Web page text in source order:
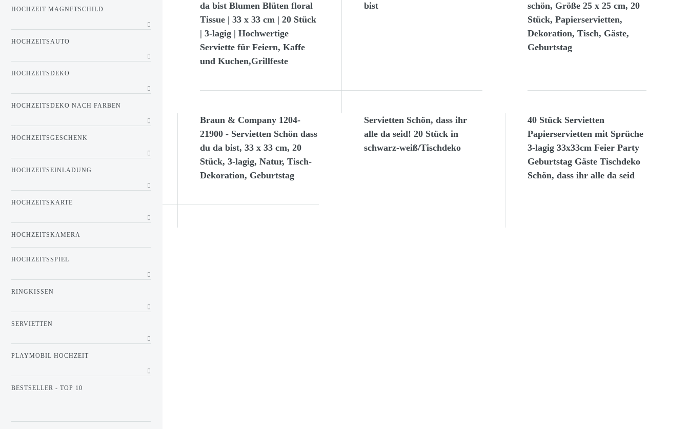
da bist Blumen Blüten floral
Tissue | 33 x 33 cm | 20 Stück
| 3-lagig | Hochwertige
Serviette für Feiern, Kaffe
und Kuchen,Grillfeste
bist
schön, Größe 25 x 25 cm, 20
Stück, Papierservietten,
Dekoration, Tisch, Gäste,
Geburtstag
Braun & Company 1204-
21900 - Servietten Schön dass
du da bist, 33 x 33 cm, 20
Stück, 3-lagig, Natur, Tisch-
Dekoration, Geburtstag
Servietten Schön, dass ihr
alle da seid! 20 Stück in
schwarz-weiß/Tischdeko
40 Stück Servietten
Papierservietten mit Sprüche
3-lagig 33x33cm Feier Party
Geburtstag Gäste Tischdeko
Schön, dass ihr alle da seid
HOCHZEIT MAGNETSCHILD
HOCHZEITSAUTO
HOCHZEITSDEKO
HOCHZEITSDEKO NACH FARBEN
HOCHZEITSGESCHENK
HOCHZEITSEINLADUNG
HOCHZEITSKARTE
HOCHZEITSKAMERA
HOCHZEITSSPIEL
RINGKISSEN
SERVIETTEN
PLAYMOBIL HOCHZEIT
BESTSELLER - TOP 10